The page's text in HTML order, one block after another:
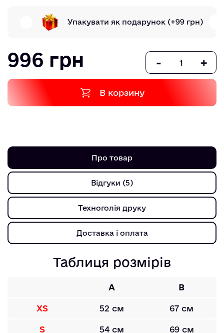
Упакувати як подарунок (+99 грн)
996 грн - +
В корзину
Про товар
Відгуки (5)
Техноголія друку
Доставка і оплата
Таблиця розмірів
A B
XS 52 см 67 см
S 54 см 69 см